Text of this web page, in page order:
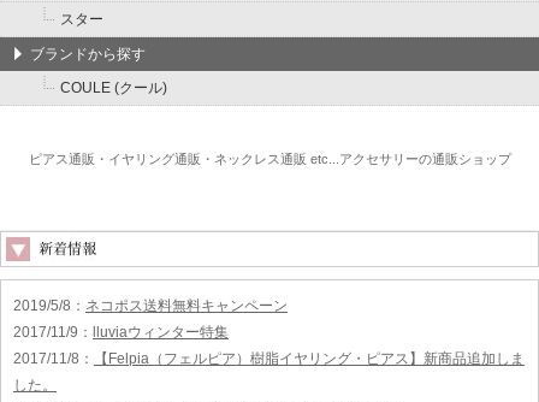
スター
ブランドから探す
COULE (クール)
ピアス通販・イヤリング通販・ネックレス通販 etc...アクセサリーの通販ショップ
2019/5/8 ： ネコポス送料無料キャンペーン
2017/11/9 ：
lluviaウィンター特集
2017/11/8 ：
【Felpia（フェルピア）樹脂イヤリング・ピアス】新商品追加しま
した。